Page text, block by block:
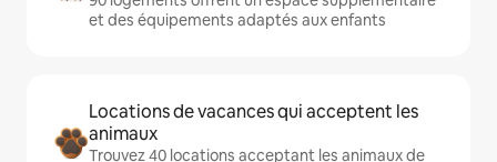
et des équipements adaptés aux enfants
Locations de vacances qui acceptent les
animaux
Trouvez 40 locations acceptant les animaux de